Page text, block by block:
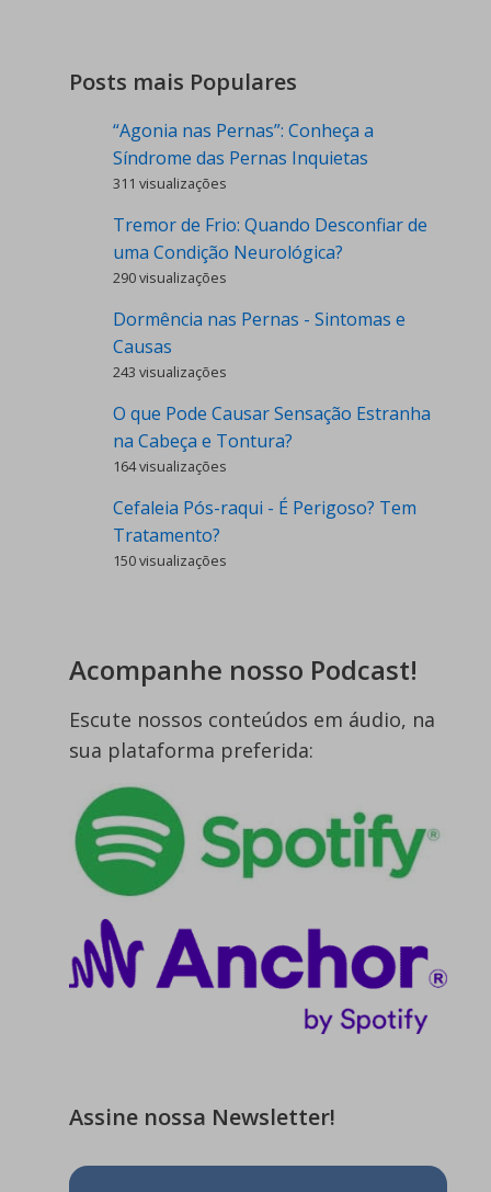
Posts mais Populares
“Agonia nas Pernas”: Conheça a
Síndrome das Pernas Inquietas
311 visualizações
Tremor de Frio: Quando Desconfiar de
uma Condição Neurológica?
290 visualizações
Dormência nas Pernas - Sintomas e
Causas
243 visualizações
O que Pode Causar Sensação Estranha
na Cabeça e Tontura?
164 visualizações
Cefaleia Pós-raqui - É Perigoso? Tem
Tratamento?
150 visualizações
Acompanhe nosso Podcast!
Escute nossos conteúdos em áudio, na
sua plataforma preferida:
Assine nossa Newsletter!